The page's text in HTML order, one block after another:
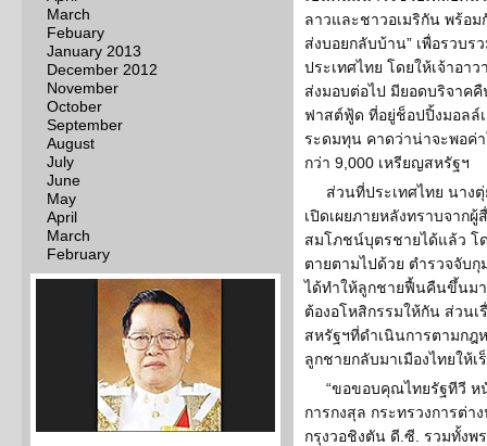
March
Febuary
January 2013
December 2012
November
October
September
August
July
June
May
April
March
February
ลาวและชาวอเมริกัน พร้อ
ส่งบอยกลับบ้าน” เพื่อรวบร
ประเทศไทย โดยให้เจ้าอา
ส่งมอบต่อไป มียอดบริจาค
ฟาสต์ฟู้ด ที่อยู่ช็อปปิ้งมอลล์
ระดมทุน คาดว่าน่าจะพอค่
กว่า 9,000 เหรียญสหรัฐฯ
ส่วนที่ประเทศไทย นาง
เปิดเผยภายหลังทราบจาก
สมโภชน์บุตรชายได้แล้ว โ
ตายตามไปด้วย ตำรวจจับกุ
ได้ทำให้ลูกชายฟื้นคืนขึ้นม
ต้องอโหสิกรรมให้กัน ส่วนเ
สหรัฐฯที่ดำเนินการตามกฎ
ลูกชายกลับมาเมืองไทยให้เ
“ขอขอบคุณไทยรัฐทีวี ห
การกงสุล กระทรวงการต่า
กรุงวอชิงตัน ดี.ซี. รวมทั้งพ